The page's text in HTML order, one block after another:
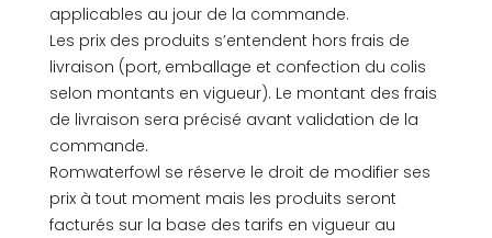
applicables au jour de la commande.
Les prix des produits s’entendent hors frais de
livraison (port, emballage et confection du colis
selon montants en vigueur). Le montant des frais
de livraison sera précisé avant validation de la
commande.
Romwaterfowl se réserve le droit de modifier ses
prix à tout moment mais les produits seront
facturés sur la base des tarifs en vigueur au